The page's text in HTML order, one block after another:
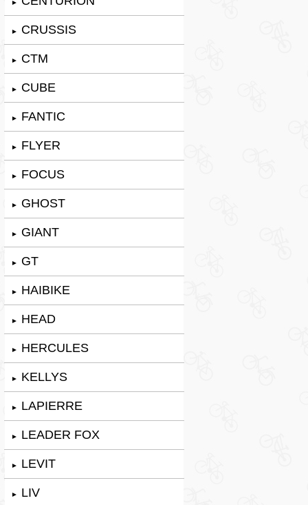
►
► CRUSSIS
► CTM
► CUBE
► FANTIC
► FLYER
► FOCUS
► GHOST
► GIANT
► GT
► HAIBIKE
► HEAD
► HERCULES
► KELLYS
► LAPIERRE
► LEADER FOX
► LEVIT
► LIV